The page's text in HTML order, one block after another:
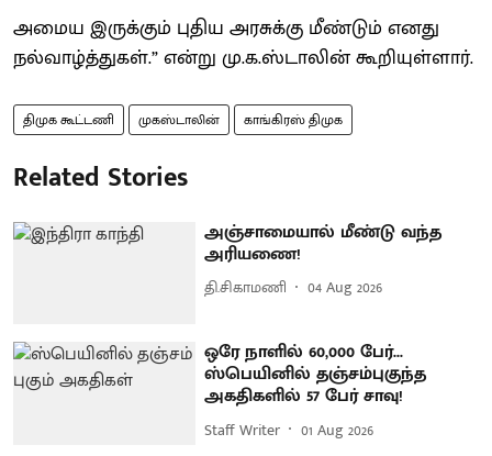
அமைய இருக்கும் புதிய அரசுக்கு மீண்டும் எனது
நல்வாழ்த்துகள்.” என்று மு.க.ஸ்டாலின் கூறியுள்ளார்.
திமுக கூட்டணி முகஸ்டாலின் காங்கிரஸ் திமுக
Related Stories
அஞ்சாமையால் மீண்டு வந்த
அரியணை!
தி.சிகாமணி 04 Aug 2026
ஒரே நாளில் 60,000 பேர்...
ஸ்பெயினில் தஞ்சம்புகுந்த
அகதிகளில் 57 பேர் சாவு!
Staff Writer 01 Aug 2026